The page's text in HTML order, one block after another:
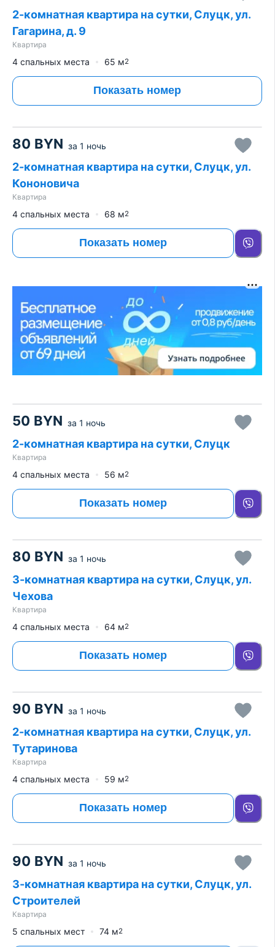
2-комнатная квартира на сутки, Слуцк, ул.
Гагарина, д. 9
Квартира
4 спальных места 65 м2
Показать номер
80 BYN за 1 ночь
2-комнатная квартира на сутки, Слуцк, ул.
Кононовича
Квартира
4 спальных места 68 м2
Показать номер
50 BYN за 1 ночь
2-комнатная квартира на сутки, Слуцк
Квартира
4 спальных места 56 м2
Показать номер
80 BYN за 1 ночь
3-комнатная квартира на сутки, Слуцк, ул.
Чехова
Квартира
4 спальных места 64 м2
Показать номер
90 BYN за 1 ночь
2-комнатная квартира на сутки, Слуцк, ул.
Тутаринова
Квартира
4 спальных места 59 м2
Показать номер
90 BYN за 1 ночь
3-комнатная квартира на сутки, Слуцк, ул.
Строителей
Квартира
5 спальных мест 74 м2